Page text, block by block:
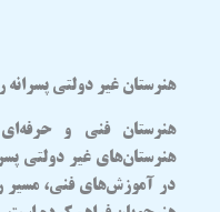
هنرستان غیر دولتی پسرانه
هنرستان فنی و
هنرستان‌های غیر دولتی
در آموزش‌های فنی، مسیر